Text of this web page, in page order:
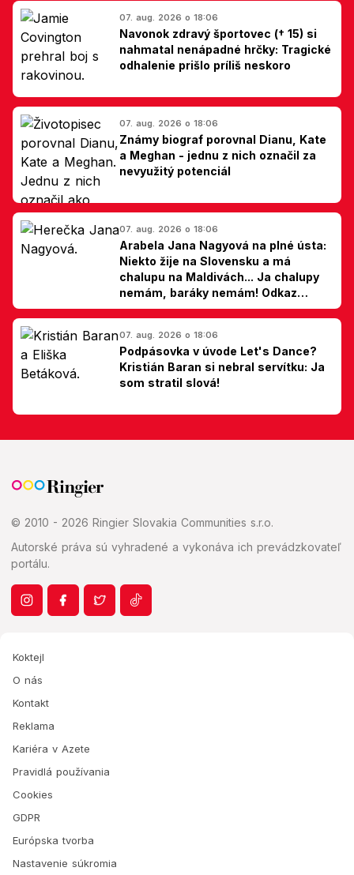
07. aug. 2026 o 18:06
Navonok zdravý športovec († 15) si
nahmatal nenápadné hrčky: Tragické
odhalenie prišlo príliš neskoro
07. aug. 2026 o 18:06
Známy biograf porovnal Dianu, Kate
a Meghan - jednu z nich označil za
nevyužitý potenciál
07. aug. 2026 o 18:06
Arabela Jana Nagyová na plné ústa:
Niekto žije na Slovensku a má
chalupu na Maldivách... Ja chalupy
nemám, baráky nemám! Odkaz
Slovákom
07. aug. 2026 o 18:06
Podpásovka v úvode Let's Dance?
Kristián Baran si nebral servítku: Ja
som stratil slová!
© 2010 - 2026 Ringier Slovakia Communities s.r.o.
Autorské práva sú vyhradené a vykonáva ich prevádzkovateľ
portálu.
Koktejl
O nás
Kontakt
Reklama
Kariéra v Azete
Pravidlá používania
Cookies
GDPR
Európska tvorba
Nastavenie súkromia